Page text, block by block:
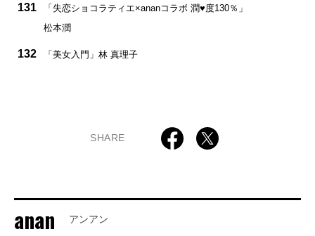
131
「失恋ショコラティエ×ananコラボ 潤♥度130％」
松本潤
132 「美女入門」林 真理子
SHARE
anan アンアン